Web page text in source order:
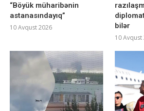
“Böyük müharibənin
astanasındayıq”
10 Avqust 2026
bilər
10 Avqust